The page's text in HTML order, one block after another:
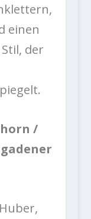
einen
der
/